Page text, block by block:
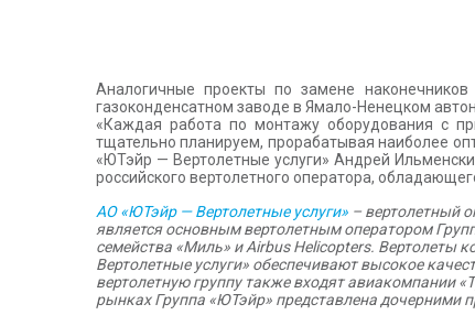
Аналогичные проекты по замене
газоконденсатном заводе в Ямало-Ненецком
«Каждая работа по монтажу оборудования с
тщательно планируем, прорабатывая наиболее
«ЮТэйр — Вертолетные услуги» Андрей
российского вертолетного оператора,
АО «ЮТэйр — Вертолетные услуги» – вертолетный
является основным вертолетным оператором
семейства «Миль» и Airbus Helicopters. Вертолеты
Вертолетные услуги» обеспечивают высокое
вертолетную группу также входят авиакомпании
рынках Группа «ЮТэйр» представлена дочерними